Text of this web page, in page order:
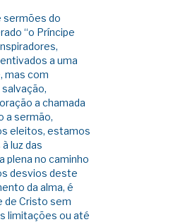
sermões do
“o Príncipe
a uma
mas com
a chamada
a sermão,
eleitos, estamos
luz das
plena no caminho
desvios deste
da alma, é
de Cristo sem
limitações ou até